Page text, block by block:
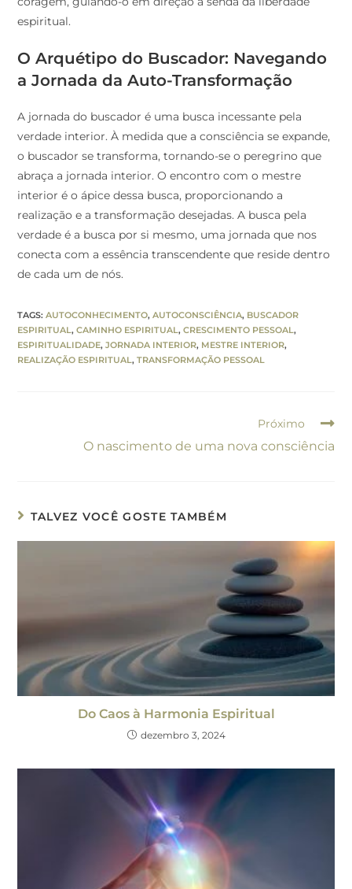
espiritual.
O Arquétipo do Buscador: Navegando
a Jornada da Auto-Transformação
A jornada do buscador é uma busca incessante pela
verdade interior. À medida que a consciência se expande,
o buscador se transforma, tornando-se o peregrino que
abraça a jornada interior. O encontro com o mestre
interior é o ápice dessa busca, proporcionando a
realização e a transformação desejadas. A busca pela
verdade é a busca por si mesmo, uma jornada que nos
conecta com a essência transcendente que reside dentro
de cada um de nós.
TAGS:AUTOCONHECIMENTO, AUTOCONSCIÊNCIA, BUSCADOR
ESPIRITUAL, CAMINHO ESPIRITUAL, CRESCIMENTO PESSOAL,
ESPIRITUALIDADE, JORNADA INTERIOR, MESTRE INTERIOR,
REALIZAÇÃO ESPIRITUAL, TRANSFORMAÇÃO PESSOAL
Próximo
O nascimento de uma nova consciência
TALVEZ VOCÊ GOSTE TAMBÉM
Do Caos à Harmonia Espiritual
dezembro 3, 2024